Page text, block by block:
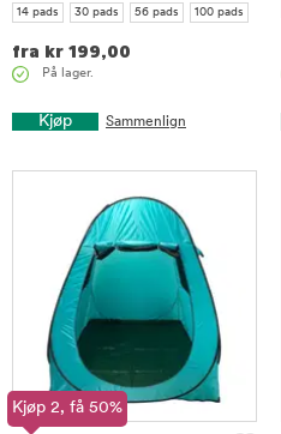
14 pads 30 pads 56 pads 100 pads
fra kr 199,00
På lager.
Kjøp Sammenlign
Kjøp 2, få 50%